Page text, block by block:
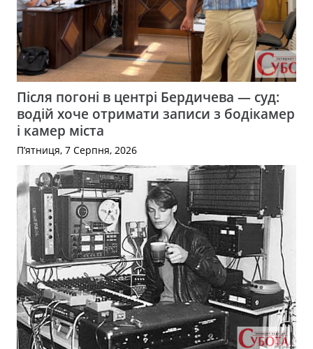
Після погоні в центрі Бердичева — суд:
водій хоче отримати записи з бодікамер
і камер міста
П’ятниця, 7 Серпня, 2026